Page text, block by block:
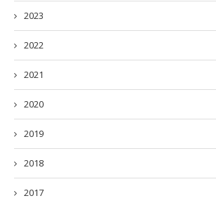
2023
2022
2021
2020
2019
2018
2017